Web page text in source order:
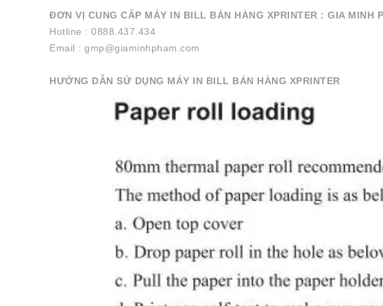
ĐƠN VỊ CUNG CẤP MÁY IN BILL BÁN HÀNG XPRINTER : GIA MINH
Hotline : 0888.437.434
Email : gmp@giaminhpham.com
HƯỚNG DẪN SỬ DỤNG MÁY IN BILL BÁN HÀNG XPRINTER